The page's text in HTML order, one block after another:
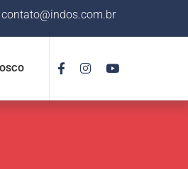
contato@indos.com.br